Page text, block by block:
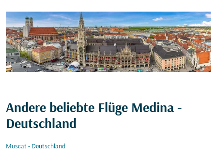
Andere beliebte Flüge Medina -
Deutschland
Muscat - Deutschland